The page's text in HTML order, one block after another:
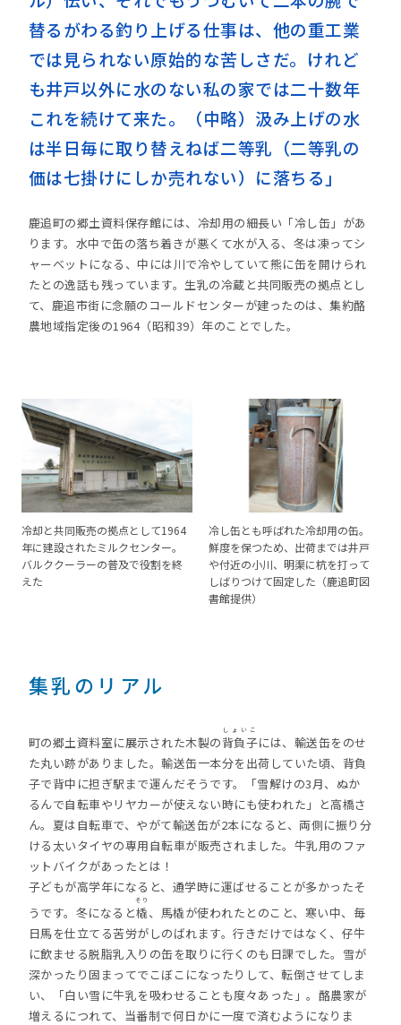
替るがわる釣り上げる仕事は、他の重工業
では見られない原始的な苦しさだ。けれど
も井戸以外に水のない私の家では二十数年
これを続けて来た。（中略）汲み上げの水
は半日毎に取り替えねば二等乳（二等乳の
価は七掛けにしか売れない）に落ちる」
鹿追町の郷土資料保存館には、冷却用の細長い「冷し缶」があ
ります。水中で缶の落ち着きが悪くて水が入る、冬は凍ってシ
ャーベットになる、中には川で冷やしていて熊に缶を開けられ
たとの逸話も残っています。生乳の冷蔵と共同販売の拠点とし
て、鹿追市街に念願のコールドセンターが建ったのは、集約酪
農地域指定後の1964（昭和39）年のことでした。
冷却と共同販売の拠点として1964
年に建設されたミルクセンター。
バルククーラーの普及で役割を終
えた
冷し缶とも呼ばれた冷却用の缶。
鮮度を保つため、出荷までは井戸
や付近の小川、明渠に杭を打って
しばりつけて固定した（鹿追町図
書館提供）
集乳のリアル
町の郷土資料室に展示された木製の背負子
しょいこ
には、輸送缶をのせ
た丸い跡がありました。輸送缶一本分を出荷していた頃、背負
子で背中に担ぎ駅まで運んだそうです。「雪解けの3月、ぬか
るんで自転車やリヤカーが使えない時にも使われた」と高橋さ
ん。夏は自転車で、やがて輸送缶が2本になると、両側に振り分
ける太いタイヤの専用自転車が販売されました。牛乳用のファ
ットバイクがあったとは！
子どもが高学年になると、通学時に運ばせることが多かったそ
うです。冬になると橇
そり
、馬橇が使われたとのこと、寒い中、毎
日馬を仕立てる苦労がしのばれます。行きだけではなく、仔牛
に飲ませる脱脂乳入りの缶を取りに行くのも日課でした。雪が
深かったり固まってでこぼこになったりして、転倒させてしま
い、「白い雪に牛乳を吸わせることも度々あった」。酪農家が
増えるにつれて、当番制で何日かに一度で済むようになりま